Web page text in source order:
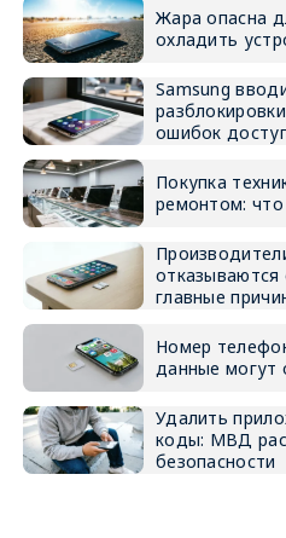
Жара опасна
охладить
Samsung
ошибок
Покупка
ремонтом:
отказываются
главные
Номер
данные могут
Удалить
коды: МВД
безопасности